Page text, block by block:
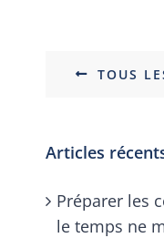
TOUS
Articles
Préparer les
le temps ne